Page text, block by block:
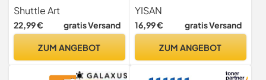
mm feiner Spitze
Shuttle Art
22,99 € gratis Versand
ZUM ANGEBOT
Filzstiften,Tuschestift
Pigment Liner Set,
Wasserfest, Stifte für
Skizzen, Technisches
YISAN
16,99 € gratis Versand
ZUM ANGEBOT